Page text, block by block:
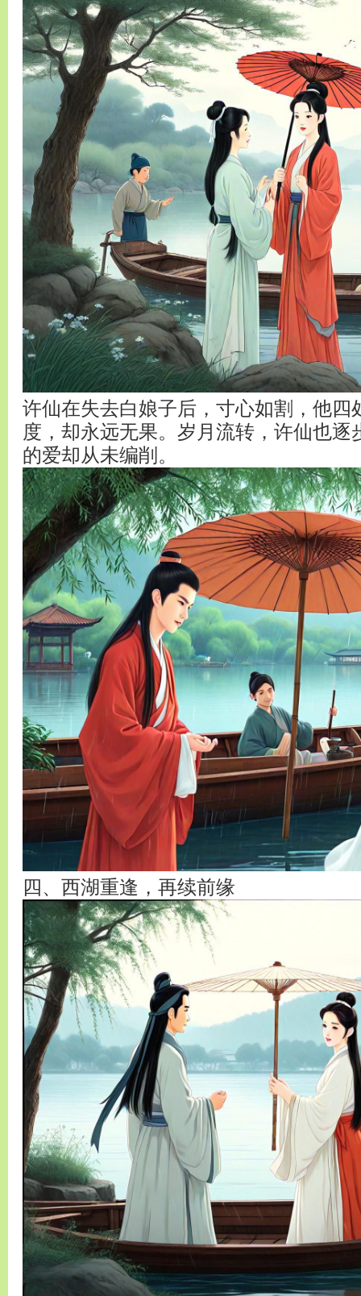
许仙在失去白娘子后，寸心如割，他四
度，却永远无果。岁月流转，许仙也逐
的爱却从未编削。
四、西湖重逢，再续前缘